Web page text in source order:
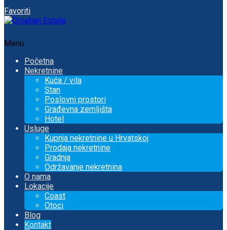
Favoriti
Menu
Početna
Nekretnine
Kuća / vila
Stan
Poslovni prostori
Građevna zemljišta
Hotel
Usluge
Kupnja nekretnine u Hrvatskoj
Prodaja nekretnine
Gradnja
Održavanje nekretnina
O nama
Lokacije
Coast
Otoci
Blog
Kontakt